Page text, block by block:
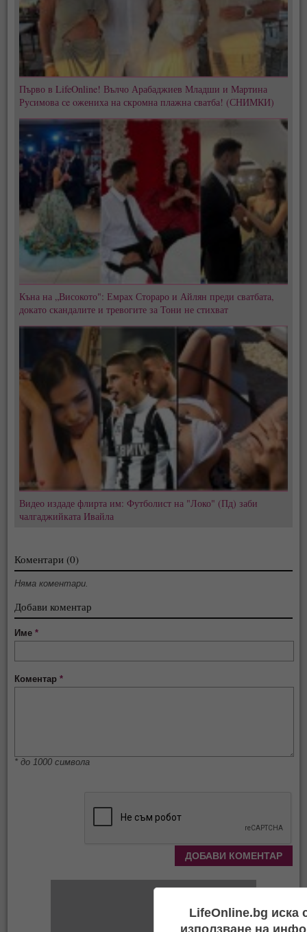
Първо в LifeOnline! Вълчо Арабаджиев Младши и Мартина
Русимова сe oжениха на скромна плажна сватба! (СНИМКИ)
Къна на „Високото": Емрах Стораро и Айлян преди сватбата,
докато скандалите и тревогите за Тони не стихват
Видео издаде флирта им: Футболист на "Локо" (Пд) заби
чалгаджийката Ивайла
Коментари (0)
Няма коментари.
Добави коментар
Име*
Коментар*
* до 1000 символа
LifeOnline.bg иска
използване на